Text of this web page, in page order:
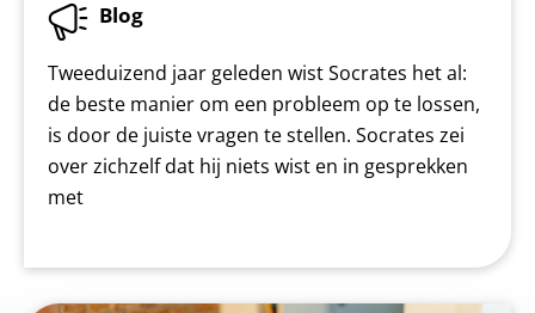
Blog
Tweeduizend jaar geleden wist Socrates het al:
de beste manier om een probleem op te lossen,
is door de juiste vragen te stellen. Socrates zei
over zichzelf dat hij niets wist en in gesprekken
met